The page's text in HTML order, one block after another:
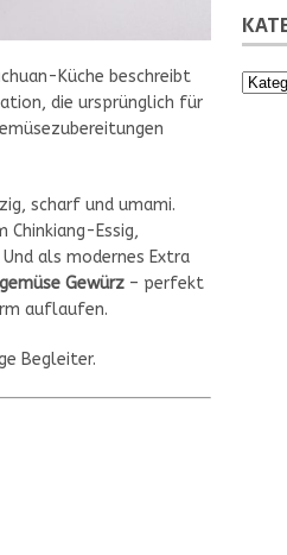
Küche beschreibt
die ursprünglich für
scharf und umami.
Chinkiang-Essig,
als modernes Extra
Gewürz – perfekt
auflaufen.
Begleiter.